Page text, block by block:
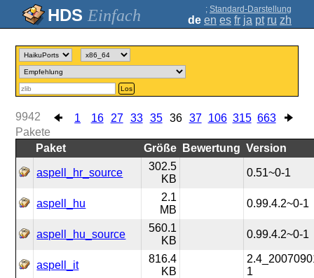
Einfach ; Standard-Darstellung
de en es fr ja pt ru zh
Los
1 16 27 33 35 36 37 106 315 663
9942
Pakete
Paket
Größe Bewertung Version
aspell_hr_source
302.5
KB
0.51~0-1
aspell_hu
2.1
MB
0.99.4.2~0-1
aspell_hu_source
560.1
KB
0.99.4.2~0-1
aspell_it
816.4
KB
1